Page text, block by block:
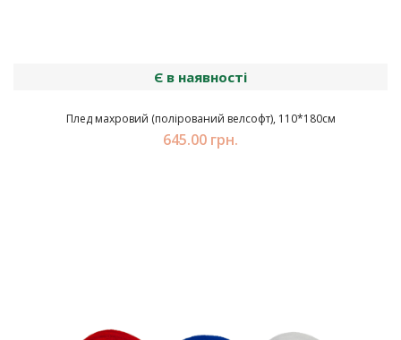
Є в наявності
Плед махровий (полірований велсофт), 110*180см
645.00 грн.